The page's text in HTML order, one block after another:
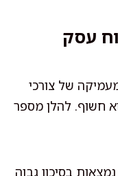
עסק
של צורכי
חשוף. להלן מספר
בסיכון גבוה